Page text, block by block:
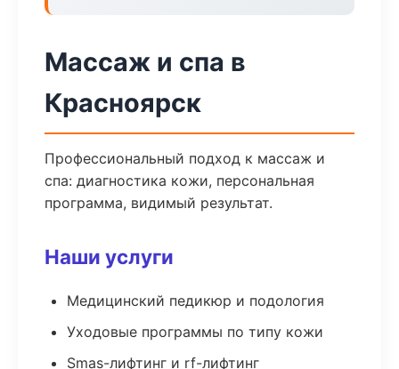
Массаж и спа в
Красноярск
Профессиональный подход к массаж и
спа: диагностика кожи, персональная
программа, видимый результат.
Наши услуги
Медицинский педикюр и подология
Уходовые программы по типу кожи
Smas-лифтинг и rf-лифтинг